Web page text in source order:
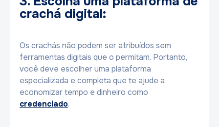
crachá digital:
Os crachás não podem ser atribuídos sem
ferramentas digitais que o permitam. Portanto,
você deve escolher uma plataforma
especializada e completa que te ajude a
economizar tempo e dinheiro como
credenciado.